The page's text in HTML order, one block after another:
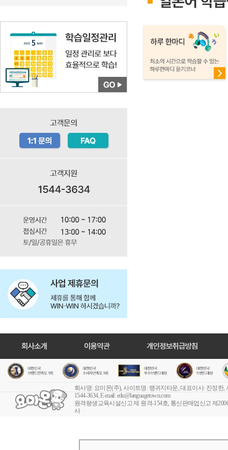
회사명: 요미몬(주), 사이트명: 랭귀지타운, 대표이사: 진정한,
1544-3634, E-mail:edu@languagetown.com
원격평생교육시설신고 제 원격-154호, 통신판매업신고 제
사